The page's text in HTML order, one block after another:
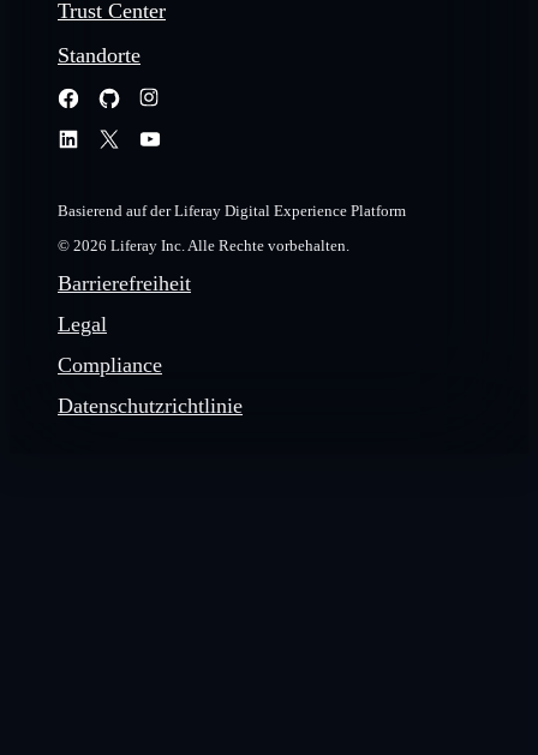
Trust Center
Standorte
Basierend auf der Liferay Digital Experience Platform
© 2026 Liferay Inc. Alle Rechte vorbehalten.
Barrierefreiheit
Legal
Compliance
Datenschutzrichtlinie